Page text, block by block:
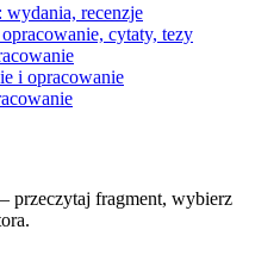
wydania, recenzje
cytaty, tezy
i opracowanie
przeczytaj fragment, wybierz